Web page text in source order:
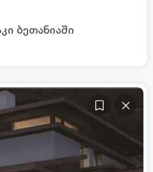
ბეთანიაში